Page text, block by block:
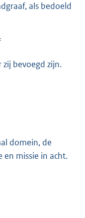
als bedoeld
bevoegd zijn.
domein, de
missie in acht.